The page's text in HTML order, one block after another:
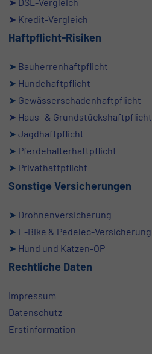
➤ DSL-Vergleich
➤ Kredit-Vergleich
Haftpflicht-Risiken
➤ Bauherrenhaftpflicht
➤ Hundehaftpflicht
➤ Gewässerschadenhaftpflicht
➤ Haus- & Grundstückshaftpflicht
➤ Jagdhaftpflicht
➤ Pferdehalterhaftpflicht
➤ Privathaftpflicht
Sonstige Versicherungen
➤ Drohnenversicherung
➤ E-Bike & Pedelec-Versicherung
➤ Hund und Katzen-OP
Rechtliche Daten
Impressum
Datenschutz
Erstinformation